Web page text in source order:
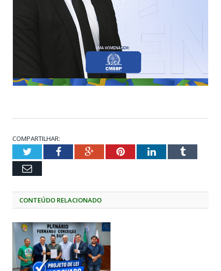
COMPARTILHAR:
TwitterFacebookGoogle+PinterestLinkedInTumblr
Email
CONTEÚDO RELACIONADO